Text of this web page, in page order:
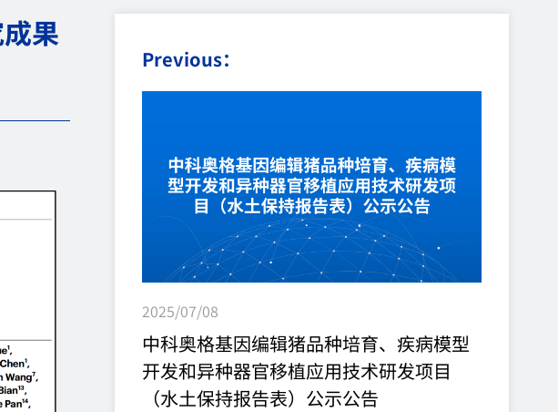
果
Previous：
2025/07/08
中科奥格基因编辑猪品种培育、疾病模型
开发和异种器官移植应用技术研发项目
（水土保持报告表）公示公告